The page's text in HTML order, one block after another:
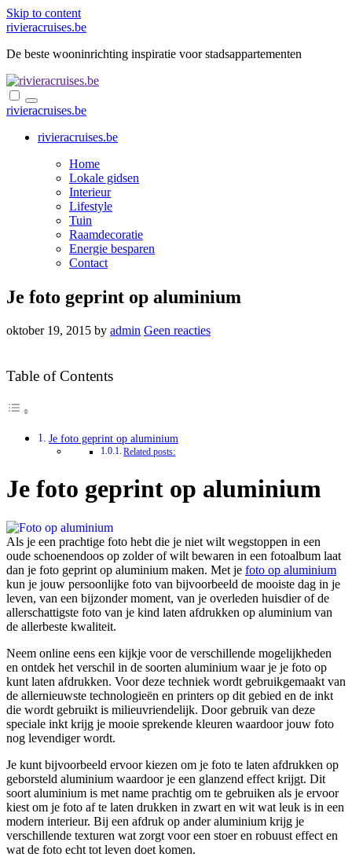
Skip to content
rivieracruises.be
De beste wooninrichting inspiratie voor stadsappartementen
rivieracruises.be
rivieracruises.be
Home
Lokale gidsen
Interieur
Lifestyle
Tuin
Raamdecoratie
Energie besparen
Contact
Je foto geprint op aluminium
oktober 19, 2015 by admin Geen reacties
Table of Contents
Je foto geprint op aluminium
Related posts:
Je foto geprint op aluminium
Als je een prachtige foto hebt die je niet wilt wegstoppen in een
oude schoenendoos op zolder of wilt bewaren in een fotoalbum laat
dan je foto geprint op aluminium maken. Met je foto op aluminium
kun je jouw persoonlijke foto van bijvoorbeeld de mooiste dag in je
leven, van een bijzonder moment, van je overleden huisdier of de
allerschattigste foto van je kind laten afdrukken op aluminium van
de allerbeste kwaliteit.
Neem online eens een kijkje voor de verschillende mogelijkheden
en ontdek het verschil in de soorten aluminium waar je je foto op
kunt laten afdrukken. Voor deze techniek wordt gebruikgemaakt van
de allernieuwste technologieën en printers op dit gebied en de inkt
die wordt gebruikt is milieuvriendelijk. Door gebruik van deze
speciale inkt krijg je mooie sprekende kleuren waardoor jouw foto
nog levendiger wordt.
Je kunt bijvoorbeeld ervoor kiezen om je foto te laten afdrukken op
geborsteld aluminium waardoor je een glanzend effect krijgt. Dit
soort aluminium is met name prachtig om te gebruiken als je ervoor
kiest om je foto af te laten drukken in zwart en wit wat leuk is in een
modern interieur. Bij een afdruk op ander aluminium krijg je
verschillende texturen wat zorgt voor een stoer en robuust effect en
wat de foto echt tot leven doet komen.